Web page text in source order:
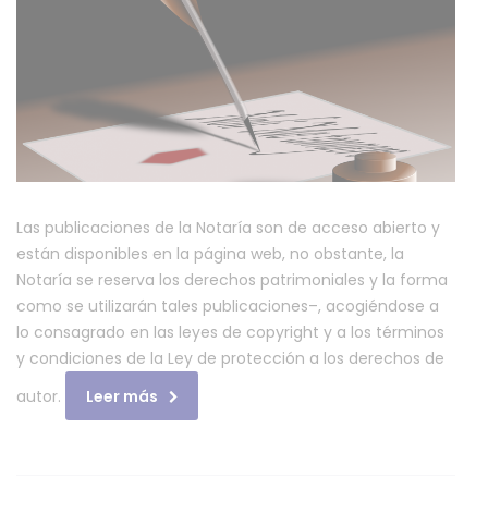
autorización
de
uso
sobre
contenidos
Las publicaciones de la Notaría son de acceso abierto y
están disponibles en la página web, no obstante, la
Notaría se reserva los derechos patrimoniales y la forma
como se utilizarán tales publicaciones–, acogiéndose a
lo consagrado en las leyes de copyright y a los términos
y condiciones de la Ley de protección a los derechos de
autor.
Leer más